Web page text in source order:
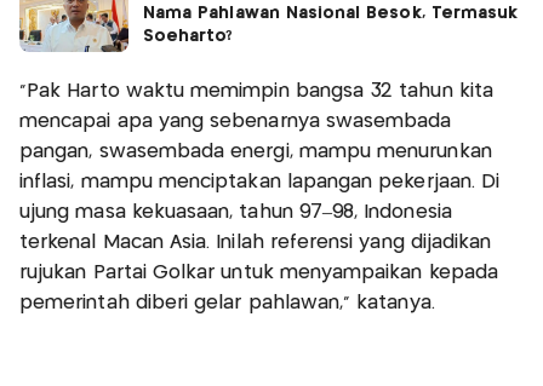
Nama Pahlawan Nasional Besok, Termasuk
Soeharto?
"Pak Harto waktu memimpin bangsa 32 tahun kita
mencapai apa yang sebenarnya swasembada
pangan, swasembada energi, mampu menurunkan
inflasi, mampu menciptakan lapangan pekerjaan. Di
ujung masa kekuasaan, tahun 97–98, Indonesia
terkenal Macan Asia. Inilah referensi yang dijadikan
rujukan Partai Golkar untuk menyampaikan kepada
pemerintah diberi gelar pahlawan," katanya.